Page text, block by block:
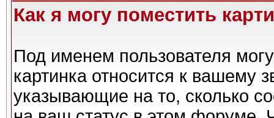
Как я могу поместить
Под именем пользователя
картинка относится к вашему
указывающие на то, сколько